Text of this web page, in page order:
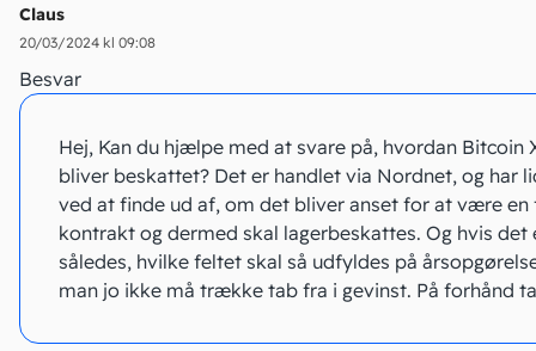
Claus
20/03/2024 kl 09:08
Besvar
Hej, Kan du hjælpe med at svare på, hvordan Bitcoin
bliver beskattet? Det er handlet via Nordnet, og har
ved at finde ud af, om det bliver anset for at være en
kontrakt og dermed skal lagerbeskattes. Og hvis det
således, hvilke feltet skal så udfyldes på
man jo ikke må trække tab fra i gevinst. På forhånd